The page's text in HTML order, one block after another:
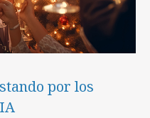
por los